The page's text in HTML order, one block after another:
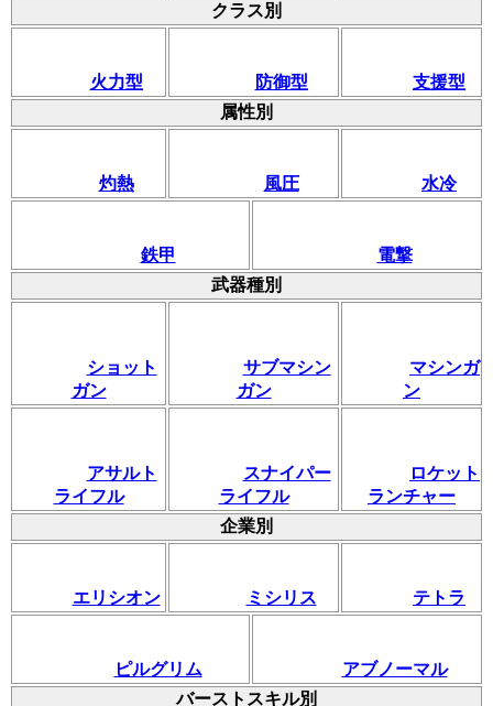
クラス別
火力型 防御型
支援型
属性別
灼熱 風圧 水冷
鉄甲
電撃
武器種別
ショット
ガン
サブマシン
ガン
マシンガ
ン
アサルト
ライフル
スナイパー
ライフル
ロケット
ランチャー
企業別
エリシオン ミシリス テトラ
ピルグリム
アブノーマル
バーストスキル別